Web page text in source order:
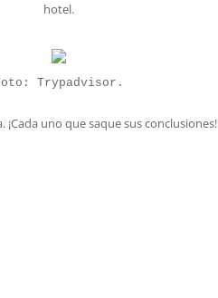
hotel.
Trypadvisor.
¡Cada uno que saque sus conclusiones!